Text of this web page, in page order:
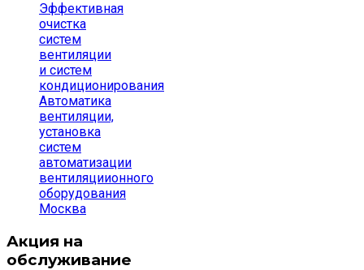
Эффективная
очистка
систем
вентиляции
и систем
кондиционирования
Автоматика
вентиляции,
установка
систем
автоматизации
вентиляциионного
оборудования
Москва
Акция на
обслуживание